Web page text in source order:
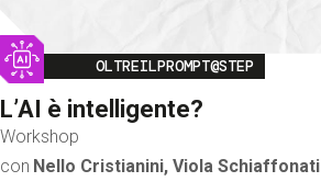
Image
OLTREILPROMPT@STEP
L’AI è intelligente?
Workshop
con Nello Cristianini, Viola Schiaffonati